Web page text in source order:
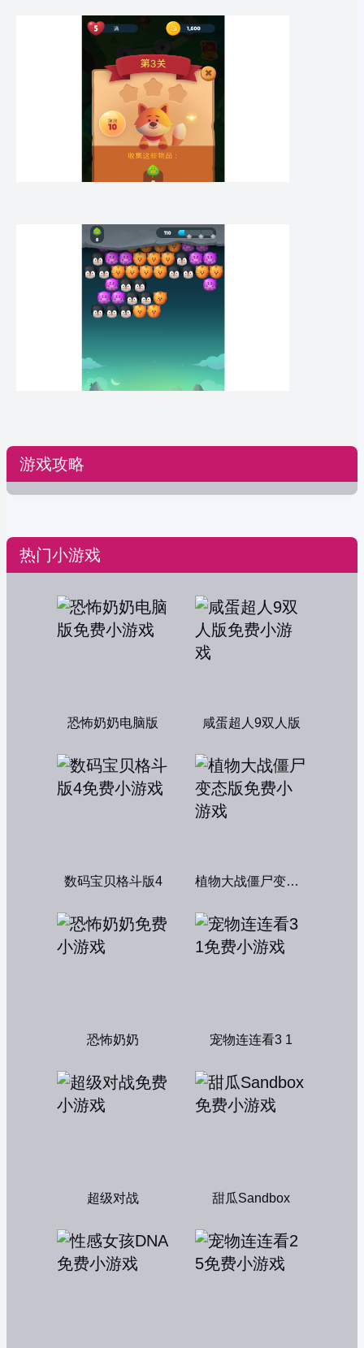
游戏攻略
热门小游戏
恐怖奶奶电脑版 咸蛋超人9双人版
数码宝贝格斗版4 植物大战僵尸变态版
恐怖奶奶 宠物连连看3 1
超级对战 甜瓜Sandbox